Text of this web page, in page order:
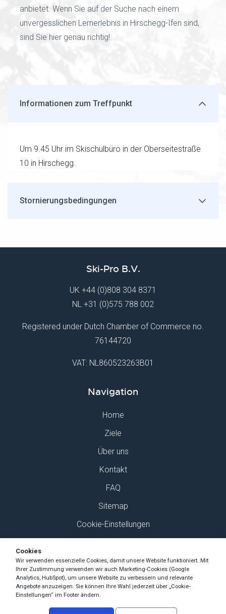
anbietet. Wenn Sie auf der Suche nach einem
unvergesslichen Lernerlebnis in Hirschegg-Ifen sind,
sind Sie hier genau richtig!
Informationen zum Treffpunkt
Um 9.45 Uhr im Skischulbüro in der Oberseitestraße
10 in Hirschegg.
Stornierungsbedingungen
Ski-Pro B.V.
UK +44 (0)808 304 8371
NL +31 (0)575 788 002
Registered under Dutch Chamber of Commerce no.
76144720
VAT: NL860523263B01
Navigation
Home
Ziele
Über uns
Kontakt
FAQ
Sitemap
Cookie-Einstellungen
Finden Sie uns auf Social Media
Copyright Ski-Pro 2026 - Alle Rechte vorbehalten
Cookies
Wir verwenden essenzielle Cookies, damit unsere Website funktioniert. Mit
Ihrer Zustimmung verwenden wir auch Marketing-Cookies (Google
Analytics, HubSpot), um unsere Website zu verbessern und relevante
Angebote anzuzeigen. Sie können Ihre Wahl jederzeit über „Cookie-
Einstellungen“ im Footer ändern.